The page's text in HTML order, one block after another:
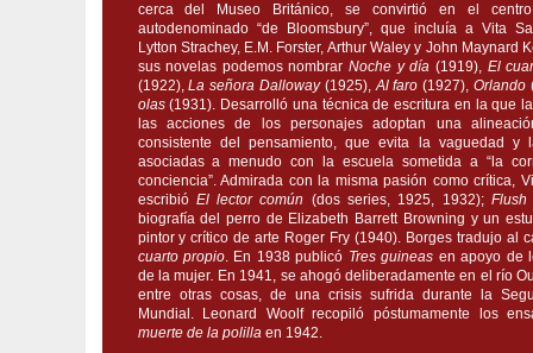
cerca del Museo Británico, se convirtió en el
autodenominado “de Bloomsbury”, que incluía a Vita
Lytton Strachey, E.M. Forster, Arthur Waley y John Maynard
sus novelas podemos nombrarNoche y día (1919), El
(1922),La señora Dalloway (1925),Al faro (1927),Orlando
olas(1931). Desarrolló una técnica de escritura en la que
las acciones de los personajes adoptan una
consistente del pensamiento, que evita la vaguedad y
asociadas a menudo con la escuela sometida a “la
conciencia”. Admirada con la misma pasión como crítica,
escribió El lector común (dos series, 1925, 1932); Flush
biografía del perro de Elizabeth Barrett Browning y un
pintor y crítico de arte Roger Fry (1940). Borges tradujo al
cuarto propio. En 1938 publicó Tres guineas en apoyo de
de la mujer. En 1941, se ahogó deliberadamente en el río
entre otras cosas, de una crisis sufrida durante la
Mundial. Leonard Woolf recopiló póstumamente los
muerte de la polillaen 1942.